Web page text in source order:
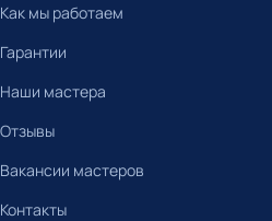
Как мы работаем
Гарантии
Наши мастера
Отзывы
Вакансии мастеров
Контакты